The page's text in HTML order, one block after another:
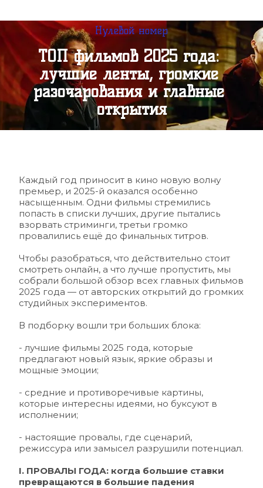
Нулевой номер
ТОП фильмов 2025 года:
лучшие ленты, громкие
разочарования и главные
открытия
Каждый год приносит в кино новую волну
премьер, и 2025-й оказался особенно
насыщенным. Одни фильмы стремились
попасть в списки лучших, другие пытались
взорвать стриминги, третьи громко
провалились ещё до финальных титров.
Чтобы разобраться, что действительно стоит
смотреть онлайн, а что лучше пропустить, мы
собрали большой обзор всех главных фильмов
2025 года — от авторских открытий до громких
студийных экспериментов.
В подборку вошли три больших блока:
- лучшие фильмы 2025 года, которые
предлагают новый язык, яркие образы и
мощные эмоции;
- средние и противоречивые картины,
которые интересны идеями, но буксуют в
исполнении;
- настоящие провалы, где сценарий,
режиссура или замысел разрушили потенциал.
I. ПРОВАЛЫ ГОДА: когда большие ставки
превращаются в большие падения